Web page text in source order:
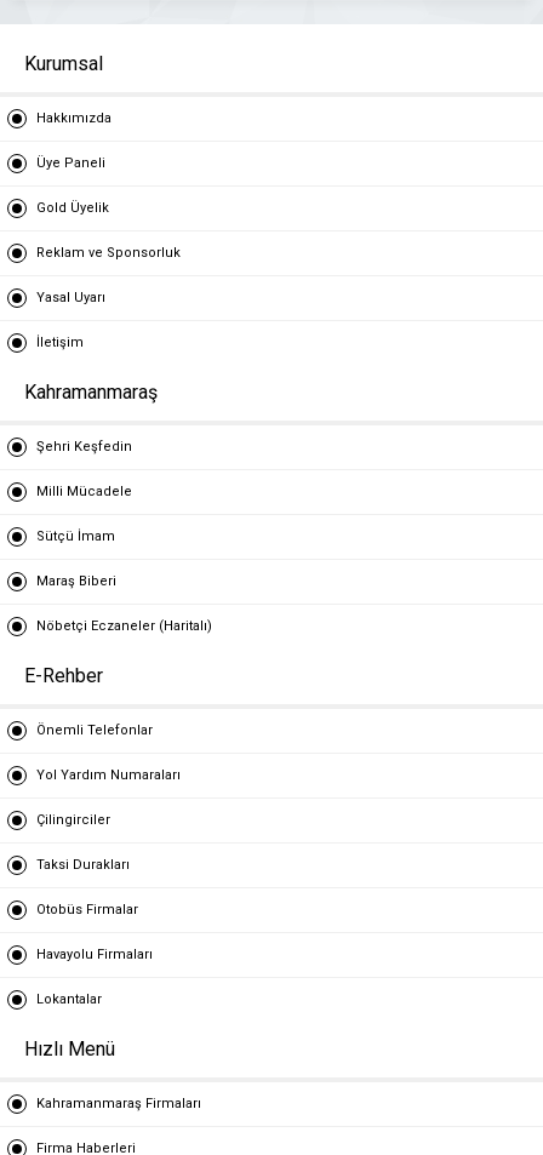
Kurumsal
Hakkımızda
Üye Paneli
Gold Üyelik
Reklam ve Sponsorluk
Yasal Uyarı
İletişim
Kahramanmaraş
Şehri Keşfedin
Milli Mücadele
Sütçü İmam
Maraş Biberi
Nöbetçi Eczaneler (Haritalı)
E-Rehber
Önemli Telefonlar
Yol Yardım Numaraları
Çilingirciler
Taksi Durakları
Otobüs Firmalar
Havayolu Firmaları
Lokantalar
Hızlı Menü
Kahramanmaraş Firmaları
Firma Haberleri